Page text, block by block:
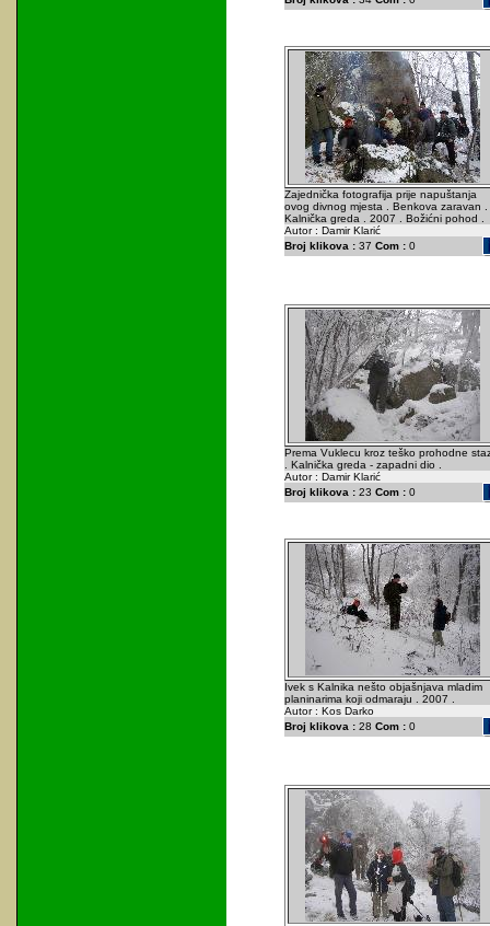
Zajednička fotografija prije napuštanja
ovog divnog mjesta . Benkova zaravan .
Kalnička greda . 2007 . Božićni pohod .
Autor : Damir Klarić
Broj klikova :37 Com :0
Prema Vuklecu kroz teško prohodne
. Kalnička greda - zapadni dio .
Autor : Damir Klarić
Broj klikova :23 Com :0
Ivek s Kalnika nešto objašnjava mladim
planinarima koji odmaraju . 2007 .
Autor : Kos Darko
Broj klikova :28 Com :0